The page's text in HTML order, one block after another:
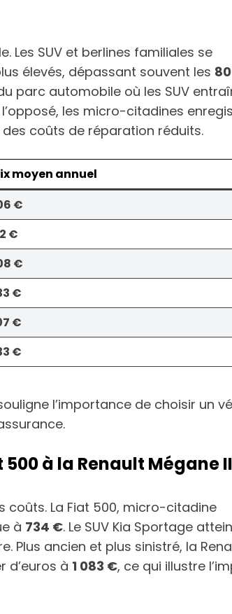
Les SUV et berlines familiales se
élevés, dépassant souvent les
parc automobile où les SUV
les micro-citadines
coûts de réparation réduits.
moyen annuel
€
€
€
€
€
€
l’importance de choisir un
à la Renault Mégane II
coûts. La Fiat 500, micro-citadine
à 734 €. Le SUV Kia Sportage
Plus ancien et plus sinistré, la
d’euros à 1 083 €, ce qui illustre